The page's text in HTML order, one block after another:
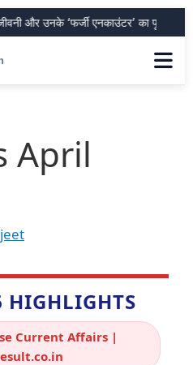
और उनके ‘फर्जी एनकाउंटर’ का पूरा सच
April
Current Affairs |